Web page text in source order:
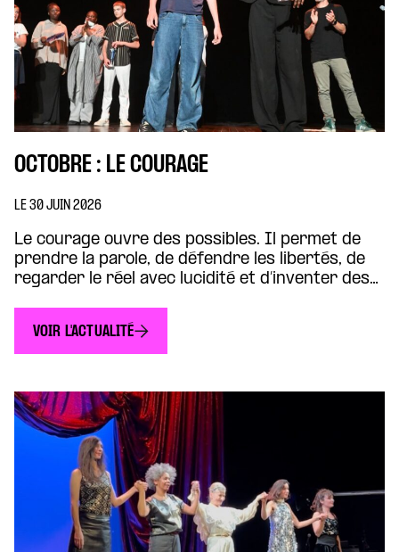
OCTOBRE : LE COURAGE
LE 30 JUIN 2026
Le courage ouvre des possibles. Il permet de
prendre la parole, de défendre les libertés, de
regarder le réel avec lucidité et d’inventer des
monde. À l’heure des polarisations, des replis
identitaires et de la circulation massive des
informations, le courage nourrit la démocratie.
VOIR L'ACTUALITÉ